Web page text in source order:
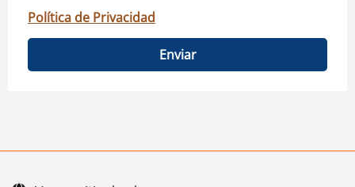
Política de Privacidad
Enviar